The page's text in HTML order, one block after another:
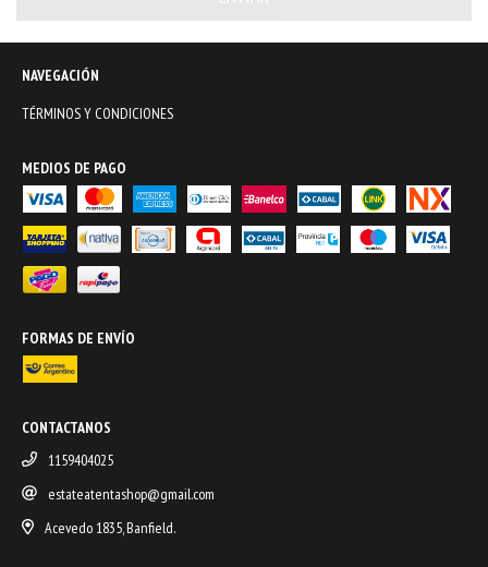
NAVEGACIÓN
TÉRMINOS Y CONDICIONES
MEDIOS DE PAGO
FORMAS DE ENVÍO
CONTACTANOS
1159404025
estateatentashop@gmail.com
Acevedo 1835, Banfield.